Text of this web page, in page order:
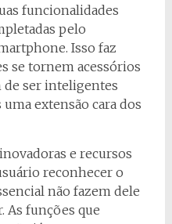
funcionalidades
pelo
Isso faz
se tornem acessórios
de ser inteligentes
extensão cara dos
e recursos
reconhecer o
não fazem dele
As funções que